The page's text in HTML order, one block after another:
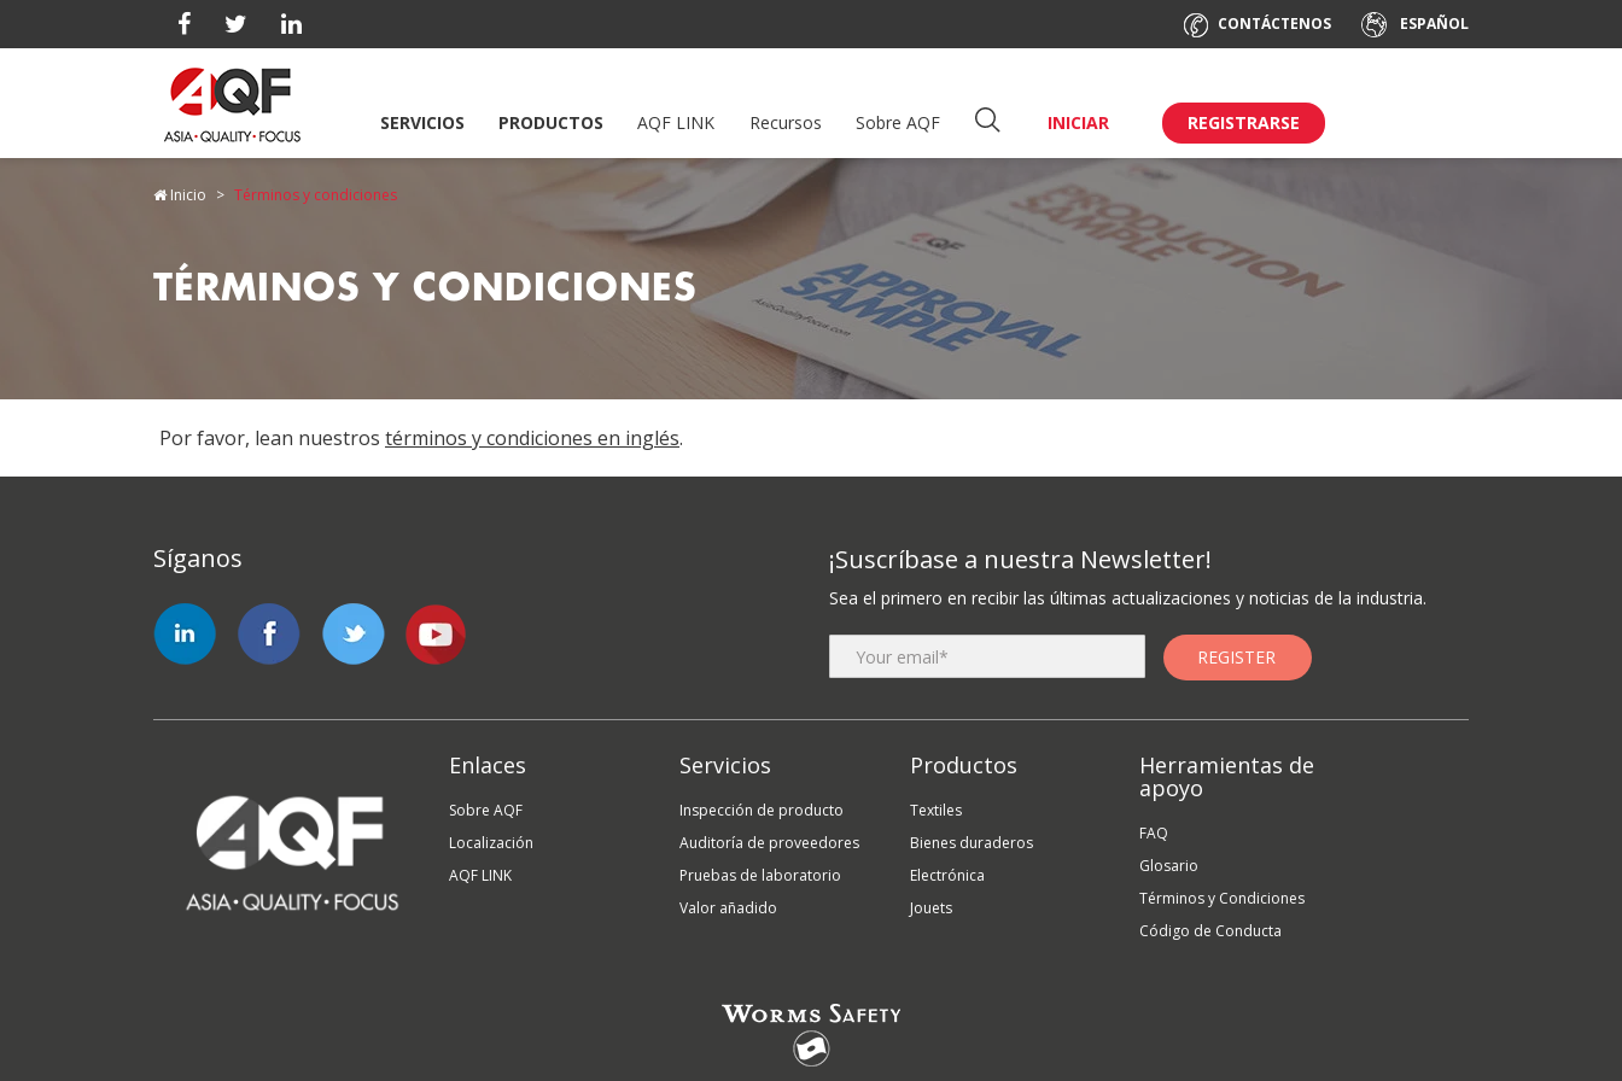
CONTÁCTENOS ESPAÑOL
SERVICIOS PRODUCTOS AQF LINK Recursos Sobre AQF INICIAR REGISTRARSE
Inicio Términos y condiciones
TÉRMINOS Y CONDICIONES
Por favor, lean nuestros términos y condiciones en inglés.
Síganos ¡Suscríbase a nuestra Newsletter!
Sea el primero en recibir las últimas actualizaciones y noticias de la industria.
Enlaces
Sobre AQF
Localización
AQF LINK
Servicios
Inspección de producto
Auditoría de proveedores
Pruebas de laboratorio
Valor añadido
Productos
Textiles
Bienes duraderos
Electrónica
Jouets
Herramientas de
apoyo
FAQ
Glosario
Términos y Condiciones
Código de Conducta